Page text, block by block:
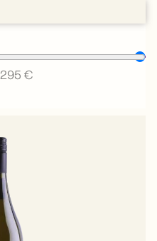
295 €